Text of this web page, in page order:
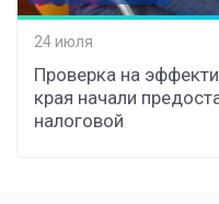
24 июля
Проверка на
края начали
налоговой